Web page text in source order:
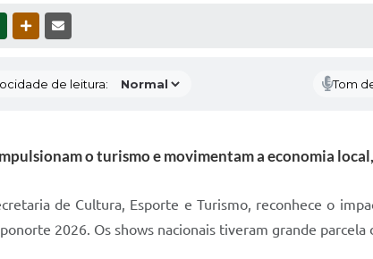
WHATSAPPOUTRAS MÍDIAS
de leitura: Tom
o turismo e movimentam a economia
de Cultura, Esporte e Turismo, reconhece o
2026. Os shows nacionais tiveram grande